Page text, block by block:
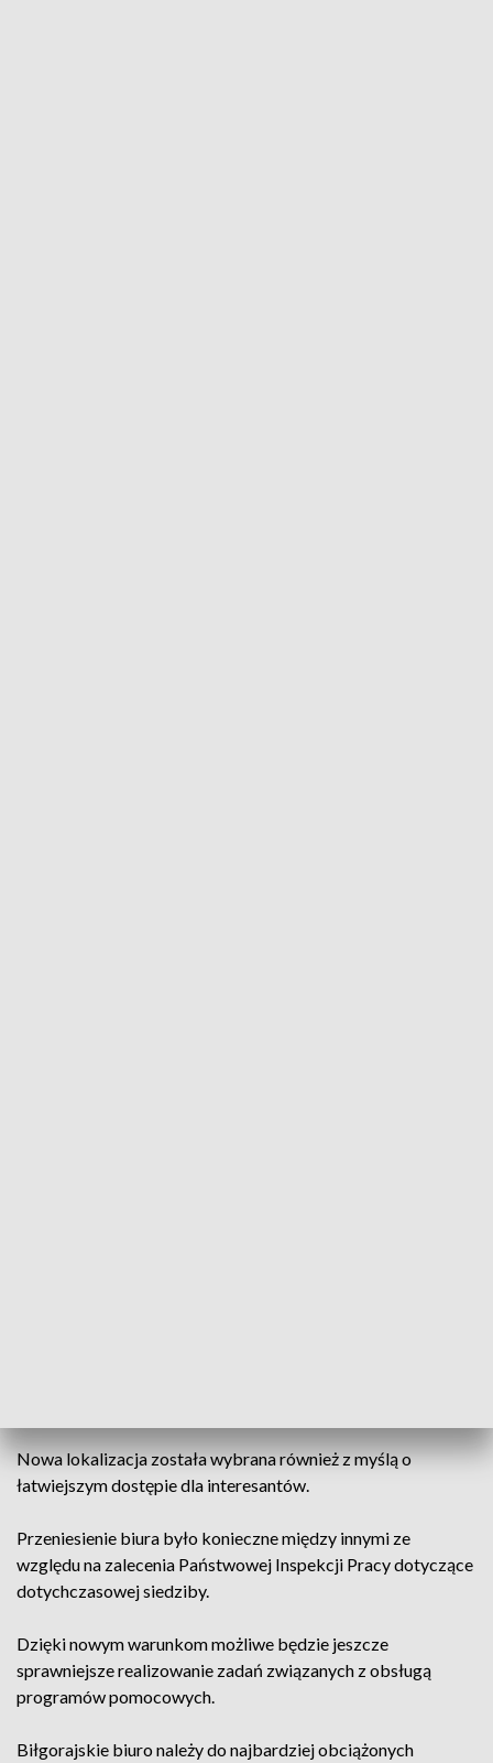
Nowa lokalizacja została wybrana również z myślą o
łatwiejszym dostępie dla interesantów.
Przeniesienie biura było konieczne między innymi ze
względu na zalecenia Państwowej Inspekcji Pracy dotyczące
dotychczasowej siedziby.
Dzięki nowym warunkom możliwe będzie jeszcze
sprawniejsze realizowanie zadań związanych z obsługą
programów pomocowych.
Biłgorajskie biuro należy do najbardziej obciążonych